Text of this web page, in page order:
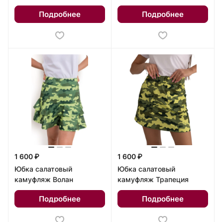
Подробнее Подробнее
1 600 ₽
Юбка салатовый
камуфляж Волан
Подробнее
1 600 ₽
Юбка салатовый
камуфляж Трапеция
Подробнее